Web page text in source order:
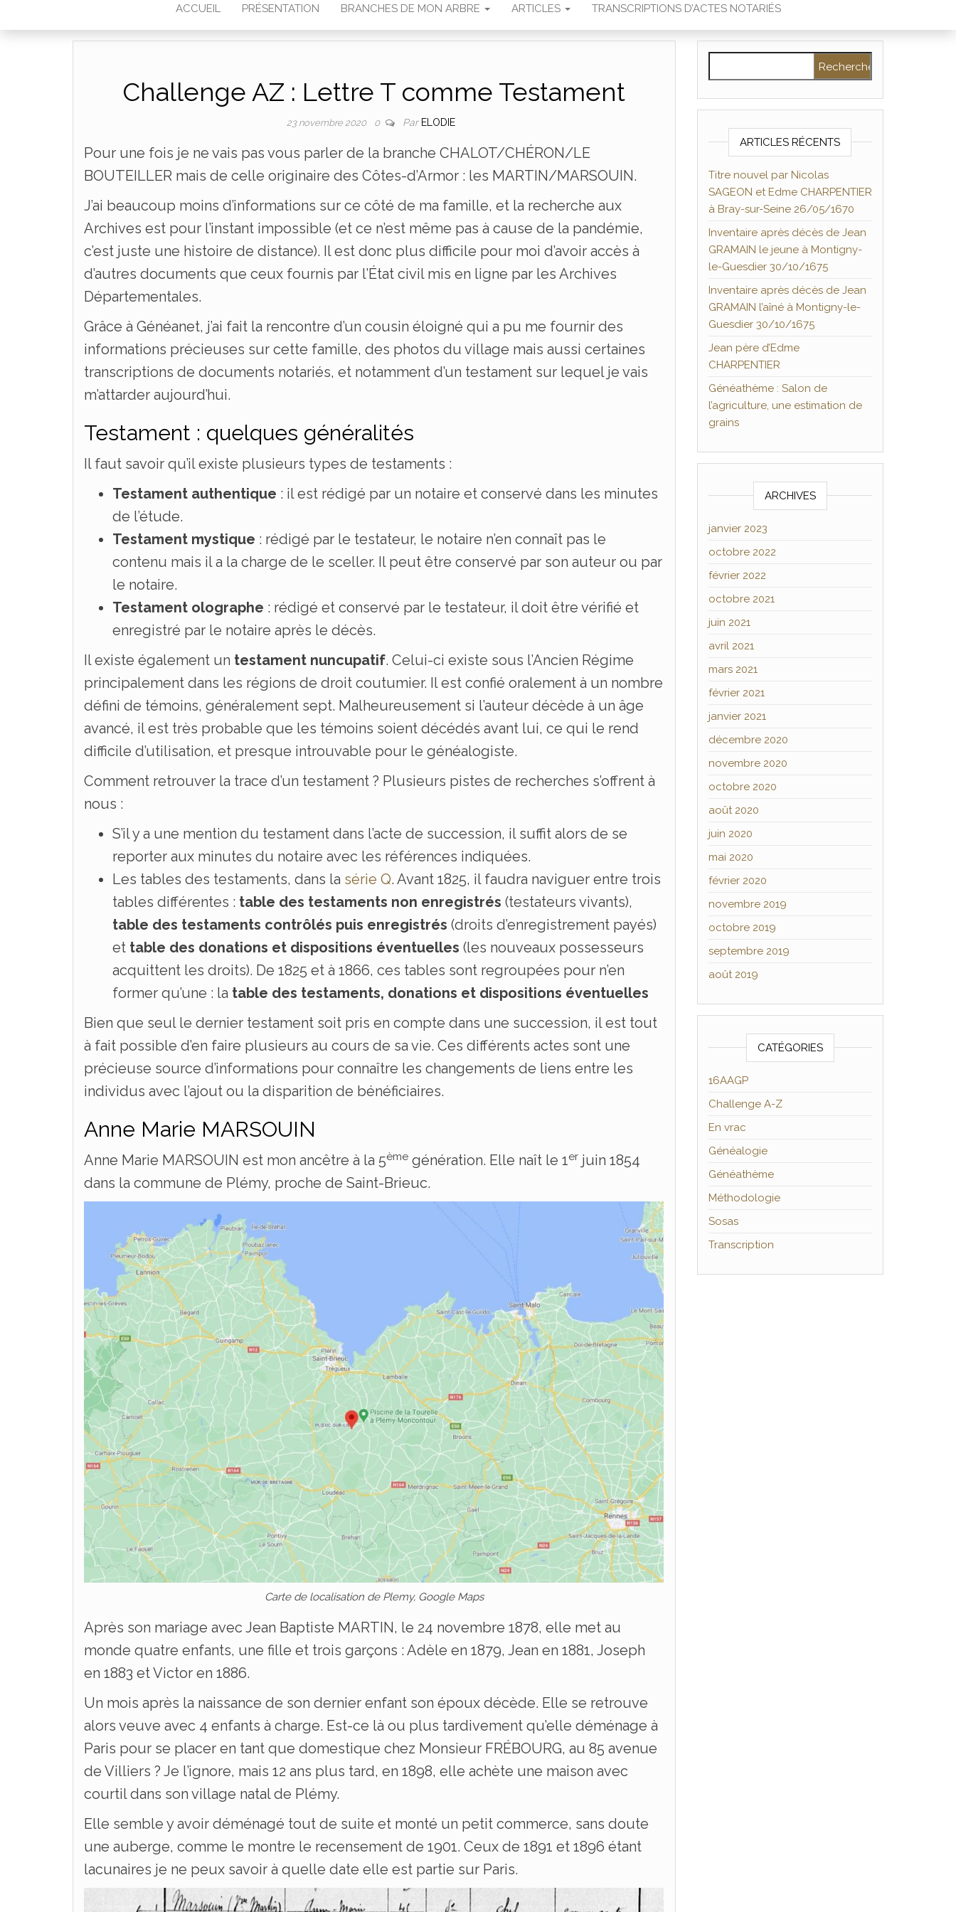
ACCUEIL PRÉSENTATION BRANCHES DE MON ARBRE ARTICLES TRANSCRIPTIONS D’ACTES NOTARIÉS
Challenge AZ : Lettre T comme Testament
23 novembre 2020 0 Par ELODIE
Pour une fois je ne vais pas vous parler de la branche CHALOT/CHÉRON/LE
BOUTEILLER mais de celle originaire des Côtes-d’Armor : les MARTIN/MARSOUIN.
J’ai beaucoup moins d’informations sur ce côté de ma famille, et la recherche aux
Archives est pour l’instant impossible (et ce n’est même pas à cause de la pandémie,
c’est juste une histoire de distance). Il est donc plus difficile pour moi d’avoir accès à
d’autres documents que ceux fournis par l’État civil mis en ligne par les Archives
Départementales.
Grâce à Généanet, j’ai fait la rencontre d’un cousin éloigné qui a pu me fournir des
informations précieuses sur cette famille, des photos du village mais aussi certaines
transcriptions de documents notariés, et notamment d’un testament sur lequel je vais
m’attarder aujourd’hui.
Testament : quelques généralités
Il faut savoir qu’il existe plusieurs types de testaments :
Testament authentique : il est rédigé par un notaire et conservé dans les minutes
de l’étude.
Testament mystique : rédigé par le testateur, le notaire n’en connaît pas le
contenu mais il a la charge de le sceller. Il peut être conservé par son auteur ou par
le notaire.
Testament olographe : rédigé et conservé par le testateur, il doit être vérifié et
enregistré par le notaire après le décès.
Il existe également un testament nuncupatif. Celui-ci existe sous l’Ancien Régime
principalement dans les régions de droit coutumier. Il est confié oralement à un nombre
défini de témoins, généralement sept. Malheureusement si l’auteur décède à un âge
avancé, il est très probable que les témoins soient décédés avant lui, ce qui le rend
difficile d’utilisation, et presque introuvable pour le généalogiste.
Comment retrouver la trace d’un testament ? Plusieurs pistes de recherches s’offrent à
nous :
S’il y a une mention du testament dans l’acte de succession, il suffit alors de se
reporter aux minutes du notaire avec les références indiquées.
Les tables des testaments, dans la série Q. Avant 1825, il faudra naviguer entre trois
tables différentes : table des testaments non enregistrés (testateurs vivants),
table des testaments contrôlés puis enregistrés (droits d’enregistrement payés)
et table des donations et dispositions éventuelles (les nouveaux possesseurs
acquittent les droits). De 1825 et à 1866, ces tables sont regroupées pour n’en
former qu’une : la table des testaments, donations et dispositions éventuelles
Bien que seul le dernier testament soit pris en compte dans une succession, il est tout
à fait possible d’en faire plusieurs au cours de sa vie. Ces différents actes sont une
précieuse source d’informations pour connaître les changements de liens entre les
individus avec l’ajout ou la disparition de bénéficiaires.
Anne Marie MARSOUIN
Anne Marie MARSOUIN est mon ancêtre à la 5ème génération. Elle naît le 1er juin 1854
dans la commune de Plémy, proche de Saint-Brieuc.
Carte de localisation de Plemy, Google Maps
Après son mariage avec Jean Baptiste MARTIN, le 24 novembre 1878, elle met au
monde quatre enfants, une fille et trois garçons : Adèle en 1879, Jean en 1881, Joseph
en 1883 et Victor en 1886.
Un mois après la naissance de son dernier enfant son époux décède. Elle se retrouve
alors veuve avec 4 enfants à charge. Est-ce là ou plus tardivement qu’elle déménage à
Paris pour se placer en tant que domestique chez Monsieur FRÉBOURG, au 85 avenue
de Villiers ? Je l’ignore, mais 12 ans plus tard, en 1898, elle achète une maison avec
courtil dans son village natal de Plémy.
Elle semble y avoir déménagé tout de suite et monté un petit commerce, sans doute
une auberge, comme le montre le recensement de 1901. Ceux de 1891 et 1896 étant
lacunaires je ne peux savoir à quelle date elle est partie sur Paris.
ARTICLES RÉCENTS
Titre nouvel par Nicolas
SAGEON et Edme CHARPENTIER
à Bray-sur-Seine 26/05/1670
Inventaire après décès de Jean
GRAMAIN le jeune à Montigny-
le-Guesdier 30/10/1675
Inventaire après décès de Jean
GRAMAIN l’aîné à Montigny-le-
Guesdier 30/10/1675
Jean père d’Edme
CHARPENTIER
Généathème : Salon de
l’agriculture, une estimation de
grains
ARCHIVES
janvier 2023
octobre 2022
février 2022
octobre 2021
juin 2021
avril 2021
mars 2021
février 2021
janvier 2021
décembre 2020
novembre 2020
octobre 2020
août 2020
juin 2020
mai 2020
février 2020
novembre 2019
octobre 2019
septembre 2019
août 2019
CATÉGORIES
16AAGP
Challenge A-Z
En vrac
Généalogie
Généathème
Méthodologie
Sosas
Transcription